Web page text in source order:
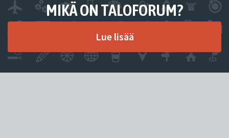
MIKÄ ON TALOFORUM?
Lue lisää